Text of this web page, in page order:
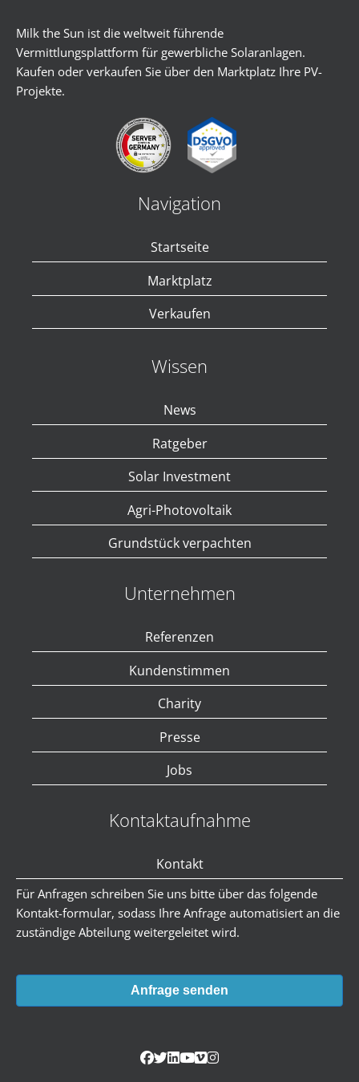
Milk the Sun ist die weltweit führende
Vermittlungsplattform für gewerbliche Solaranlagen.
Kaufen oder verkaufen Sie über den Marktplatz Ihre PV-
Projekte.
Navigation
Startseite
Marktplatz
Verkaufen
Wissen
News
Ratgeber
Solar Investment
Agri-Photovoltaik
Grundstück verpachten
Unternehmen
Referenzen
Kundenstimmen
Charity
Presse
Jobs
Kontaktaufnahme
Kontakt
Für Anfragen schreiben Sie uns bitte über das folgende
Kontakt-formular, sodass Ihre Anfrage automatisiert an die
zuständige Abteilung weitergeleitet wird.
Anfrage senden